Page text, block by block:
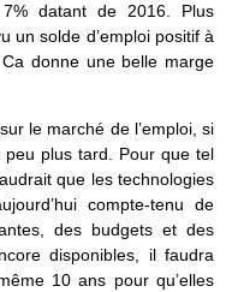
datant de 2016. Plus
un solde d’emploi positif à
donne une belle marge
le marché de l’emploi, si
plus tard. Pour que tel
que les technologies
compte-tenu de
des budgets et des
disponibles, il faudra
10 ans pour qu’elles